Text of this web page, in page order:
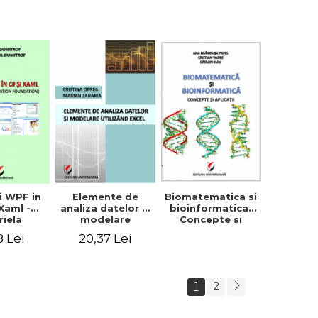
WPF in
-
Paul
Lei
Elemente de
analiza datelor si
modelare
utilizand Excel -
Marian Zaharia,
20,37 Lei
Biomatematica si
bioinformatica.
Concepte si
1 2